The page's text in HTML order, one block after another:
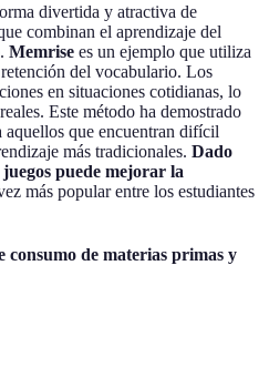
divertida y atractiva de
combinan el aprendizaje del
Memrise es un ejemplo que utiliza
del vocabulario. Los
en situaciones cotidianas, lo
Este método ha demostrado
aquellos que encuentran difícil
más tradicionales. Dado
puede mejorar la
más popular entre los estudiantes
de materias primas y